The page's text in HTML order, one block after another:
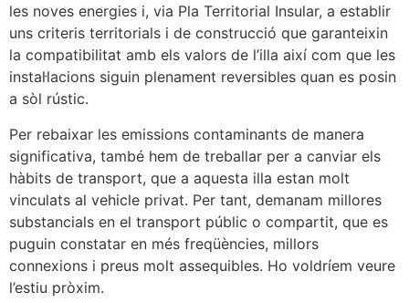
les noves energies i, via Pla Territorial Insular, a establir
uns criteris territorials i de construcció que garanteixin
la compatibilitat amb els valors de l’illa així com que les
instal·lacions siguin plenament reversibles quan es posin
a sòl rústic.
Per rebaixar les emissions contaminants de manera
significativa, també hem de treballar per a canviar els
hàbits de transport, que a aquesta illa estan molt
vinculats al vehicle privat. Per tant, demanam millores
substancials en el transport públic o compartit, que es
puguin constatar en més freqüències, millors
connexions i preus molt assequibles. Ho voldríem veure
l’estiu pròxim.